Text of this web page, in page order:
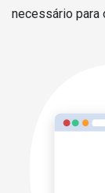
necessário para